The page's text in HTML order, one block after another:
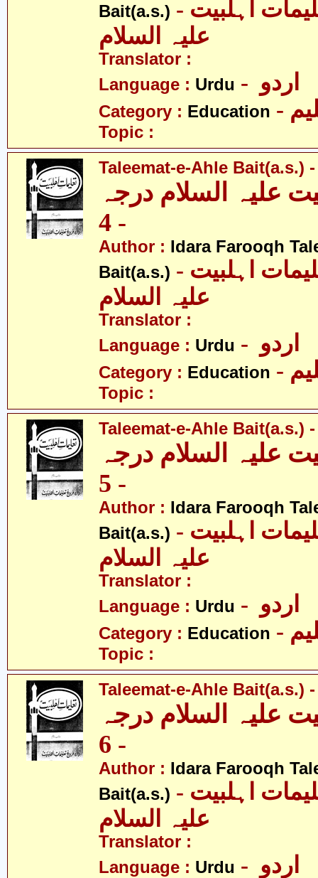
Bait(a.s.) - ادارہ فروغ تعلیمات اہلبیت
علیہ السلام
Translator :
Language : Urdu
Category : Education
Topic :
Taleemat-e-Ahle Bait(a.s.)
علیہ السلام درجہ
- 4
Author : Idara Farooqh
Bait(a.s.) - ادارہ فروغ تعلیمات اہلبیت
علیہ السلام
Translator :
Language : Urdu
Category : Education
Topic :
Taleemat-e-Ahle Bait(a.s.)
علیہ السلام درجہ
- 5
Author : Idara Farooqh
Bait(a.s.) - ادارہ فروغ تعلیمات اہلبیت
علیہ السلام
Translator :
Language : Urdu
Category : Education
Topic :
Taleemat-e-Ahle Bait(a.s.)
علیہ السلام درجہ
- 6
Author : Idara Farooqh
Bait(a.s.) - ادارہ فروغ تعلیمات اہلبیت
علیہ السلام
Translator :
Language : Urdu